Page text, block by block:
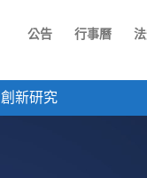
公告 行事曆
創新研究